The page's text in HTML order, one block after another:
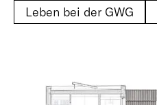
Leben bei der GWG